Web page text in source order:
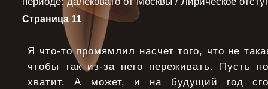
Страница 11
Я что-то промямлил насчет того, что не
чтобы так из-за него переживать. Пусть
хватит. А может, и на будущий год